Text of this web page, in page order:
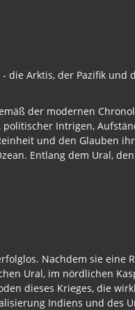
die Arktis, der Pazifik und
der modernen
Intrigen,
und den Glauben
Entlang dem Ural,
Nachdem sie eine
Ural, im nördlichen
dieses Krieges, die
Indiens und des